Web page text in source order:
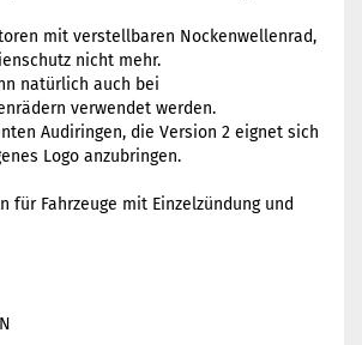
mit verstellbaren Nockenwellenrad,
nicht mehr.
natürlich auch bei
verwendet werden.
Audiringen, die Version 2 eignet sich
Logo anzubringen.
für Fahrzeuge mit Einzelzündung und